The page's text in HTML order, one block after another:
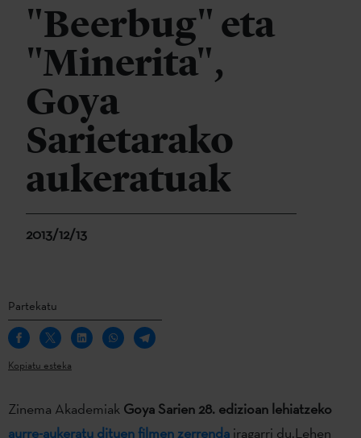
"Beerbug" eta
"Minerita",
Goya
Sarietarako
aukeratuak
2013/12/13
Partekatu
Kopiatu esteka
Zinema Akademiak Goya Sarien 28. edizioan lehiatzeko
aurre-aukeratu dituen filmen zerrenda iragarri du.Lehen